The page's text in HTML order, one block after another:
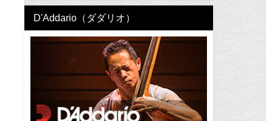
D'Addario（ダダリオ）